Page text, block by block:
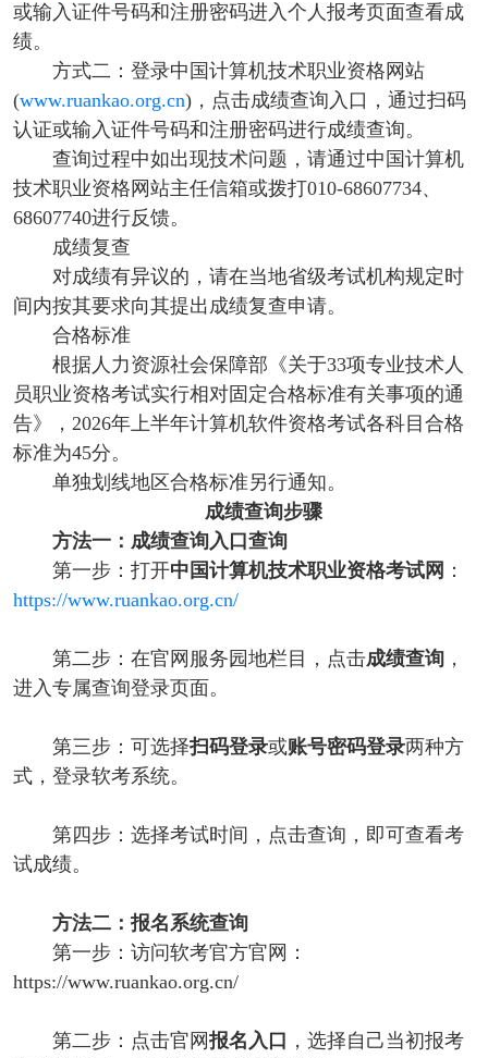
或输入证件号码和注册密码进入个人报考页面查看成
绩。
方式二：登录中国计算机技术职业资格网站
(www.ruankao.org.cn)，点击成绩查询入口，通过扫码
认证或输入证件号码和注册密码进行成绩查询。
查询过程中如出现技术问题，请通过中国计算机
技术职业资格网站主任信箱或拨打010-68607734、
68607740进行反馈。
成绩复查
对成绩有异议的，请在当地省级考试机构规定时
间内按其要求向其提出成绩复查申请。
合格标准
根据人力资源社会保障部《关于33项专业技术人
员职业资格考试实行相对固定合格标准有关事项的通
告》，2026年上半年计算机软件资格考试各科目合格
标准为45分。
单独划线地区合格标准另行通知。
成绩查询步骤
方法一：成绩查询入口查询
第一步：打开中国计算机技术职业资格考试网 ：
https://www.ruankao.org.cn/
第二步：在官网服务园地栏目，点击成绩查询 ，
进入专属查询登录页面。
第三步：可选择扫码登录或账号密码登录两种方
式，登录软考系统。
第四步：选择考试时间，点击查询，即可查看考
试成绩。
方法二：报名系统查询
第一步：访问软考官方官网：
https://www.ruankao.org.cn/
第二步：点击官网 报名入口 ，选择自己当初报考